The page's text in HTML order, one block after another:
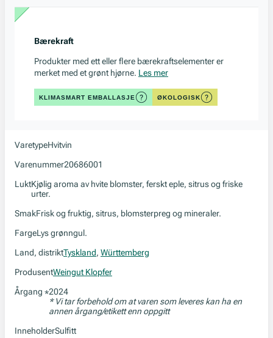
Bærekraft
Produkter med ett eller flere bærekraftselementer er
merket med et grønt hjørne. Les mer
KLIMASMART EMBALLASJE ØKOLOGISK
VaretypeHvitvin
Varenummer20686001
LuktKjølig aroma av hvite blomster, ferskt eple, sitrus og friske
urter.
SmakFrisk og fruktig, sitrus, blomsterpreg og mineraler.
FargeLys grønngul.
Land, distriktTyskland, Württemberg
ProdusentWeingut Klopfer
Årgang *2024
* Vi tar forbehold om at varen som leveres kan ha en
annen årgang/etikett enn oppgitt
InneholderSulfitt